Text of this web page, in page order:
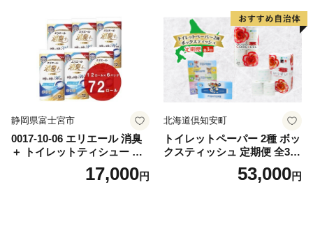
ー 消耗品 備蓄 送料無料 北海
道 倶知安町 日用品
静岡県富士宮市
0017-10-06 エリエール 消臭
＋ トイレットティシュー し
っかり香るフレッシュクリア
の香り ダブル 12ロール×6パ
17,000円
北海道倶知安町
トイレットペーパー 2種 ボッ
クスティッシュ 定期便 全3
回 日本製 まとめ買い 防災
常備品 日用雑貨 消耗品 生活
53,000円